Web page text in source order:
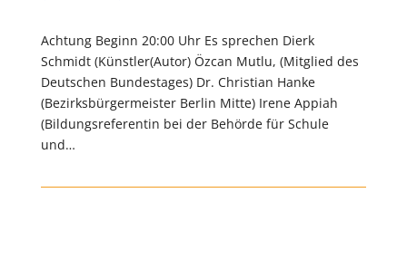
Achtung Beginn 20:00 Uhr Es sprechen Dierk
Schmidt (Künstler(Autor) Özcan Mutlu, (Mitglied des
Deutschen Bundestages) Dr. Christian Hanke
(Bezirksbürgermeister Berlin Mitte) Irene Appiah
(Bildungsreferentin bei der Behörde für Schule
und…